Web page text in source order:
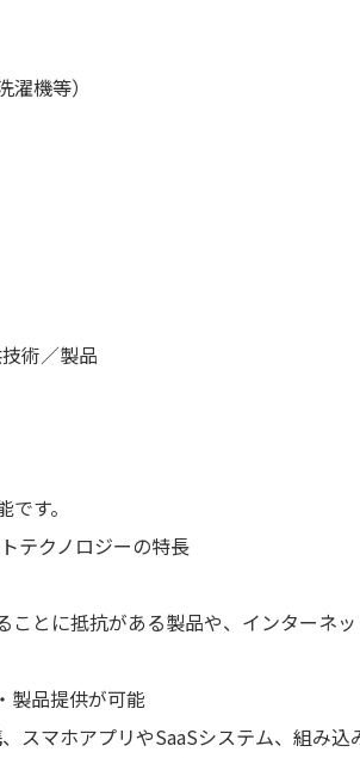
機等）
術／製品
す。
テクノロジーの特長
ことに抵抗がある製品や、インターネ
製品提供が可能
マホアプリやSaaSシステム、組み